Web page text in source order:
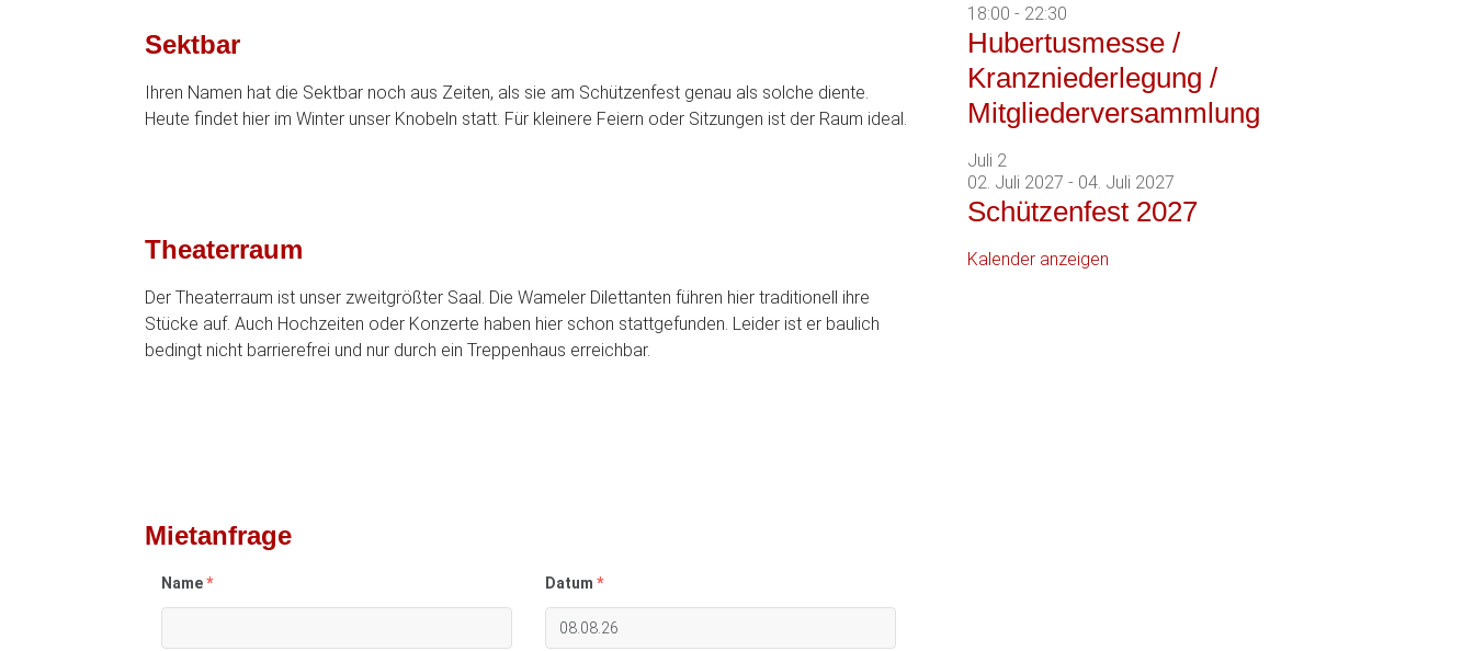
Sektbar
Ihren Namen hat die Sektbar noch aus Zeiten, als sie am Schützenfest genau als solche diente.
Heute findet hier im Winter unser Knobeln statt. Für kleinere Feiern oder Sitzungen ist der Raum ideal.
Theaterraum
Der Theaterraum ist unser zweitgrößter Saal. Die Wameler Dilettanten führen hier traditionell ihre
Stücke auf. Auch Hochzeiten oder Konzerte haben hier schon stattgefunden. Leider ist er baulich
bedingt nicht barrierefrei und nur durch ein Treppenhaus erreichbar.
Mietanfrage
Name* Datum *
18:00 - 22:30
Hubertusmesse /
Kranzniederlegung /
Mitgliederversammlung
Juli 2
02. Juli 2027 - 04. Juli 2027
Schützenfest 2027
Kalender anzeigen